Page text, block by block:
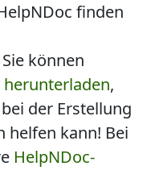
finden
Sie können
herunterladen,
der Erstellung
helfen kann! Bei
HelpNDoc-